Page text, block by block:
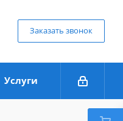
Заказать звонок
Услуги